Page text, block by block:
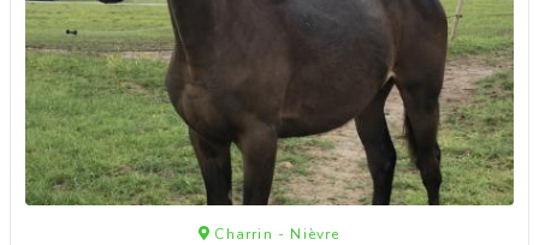
Charrin - Nièvre